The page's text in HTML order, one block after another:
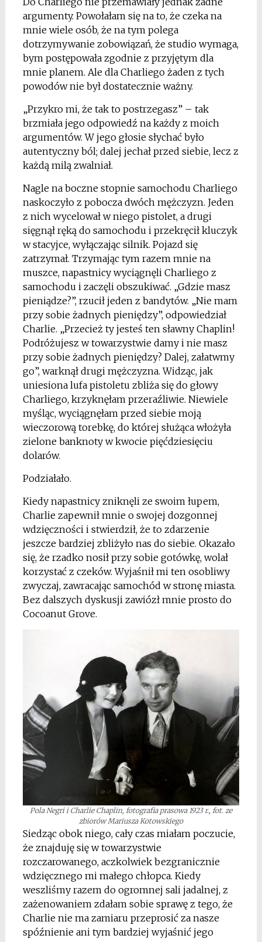
argumenty. Powołałam się na to, że czeka na
mnie wiele osób, że na tym polega
dotrzymywanie zobowiązań, że studio wymaga,
bym postępowała zgodnie z przyjętym dla
mnie planem. Ale dla Charliego żaden z tych
powodów nie był dostatecznie ważny.
„Przykro mi, że tak to postrzegasz” – tak
brzmiała jego odpowiedź na każdy z moich
argumentów. W jego głosie słychać było
autentyczny ból; dalej jechał przed siebie, lecz z
każdą milą zwalniał.
Nagle na boczne stopnie samochodu Charliego
naskoczyło z pobocza dwóch mężczyzn. Jeden
z nich wycelował w niego pistolet, a drugi
sięgnął ręką do samochodu i przekręcił kluczyk
w stacyjce, wyłączając silnik. Pojazd się
zatrzymał. Trzymając tym razem mnie na
muszce, napastnicy wyciągnęli Charliego z
samochodu i zaczęli obszukiwać. „Gdzie masz
pieniądze?”, rzucił jeden z bandytów. „Nie mam
przy sobie żadnych pieniędzy”, odpowiedział
Charlie. „Przecież ty jesteś ten sławny Chaplin!
Podróżujesz w towarzystwie damy i nie masz
przy sobie żadnych pieniędzy? Dalej, załatwmy
go”, warknął drugi mężczyzna. Widząc, jak
uniesiona lufa pistoletu zbliża się do głowy
Charliego, krzyknęłam przeraźliwie. Niewiele
myśląc, wyciągnęłam przed siebie moją
wieczorową torebkę, do której służąca włożyła
zielone banknoty w kwocie pięćdziesięciu
dolarów.
Podziałało.
Kiedy napastnicy zniknęli ze swoim łupem,
Charlie zapewnił mnie o swojej dozgonnej
wdzięczności i stwierdził, że to zdarzenie
jeszcze bardziej zbliżyło nas do siebie. Okazało
się, że rzadko nosił przy sobie gotówkę, wolał
korzystać z czeków. Wyjaśnił mi ten osobliwy
zwyczaj, zawracając samochód w stronę miasta.
Bez dalszych dyskusji zawiózł mnie prosto do
Cocoanut Grove.
Pola Negri i Charlie Chaplin, fotografia prasowa 1923 r., fot. ze
zbiorów Mariusza Kotowskiego
Siedząc obok niego, cały czas miałam poczucie,
że znajduję się w towarzystwie
rozczarowanego, aczkolwiek bezgranicznie
wdzięcznego mi małego chłopca. Kiedy
weszliśmy razem do ogromnej sali jadalnej, z
zażenowaniem zdałam sobie sprawę z tego, że
Charlie nie ma zamiaru przeprosić za nasze
spóźnienie ani tym bardziej wyjaśnić jego